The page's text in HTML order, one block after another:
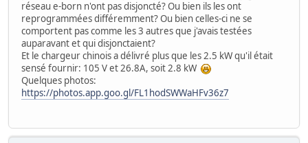
réseau e-born n'ont pas disjoncté? Ou bien ils les ont
reprogrammées différemment? Ou bien celles-ci ne se
comportent pas comme les 3 autres que j'avais testées
auparavant et qui disjonctaient?
Et le chargeur chinois a délivré plus que les 2.5 kW qu'il était
sensé fournir: 105 V et 26.8A, soit 2.8 kW
Quelques photos:
https://photos.app.goo.gl/FL1hodSWWaHFv36z7